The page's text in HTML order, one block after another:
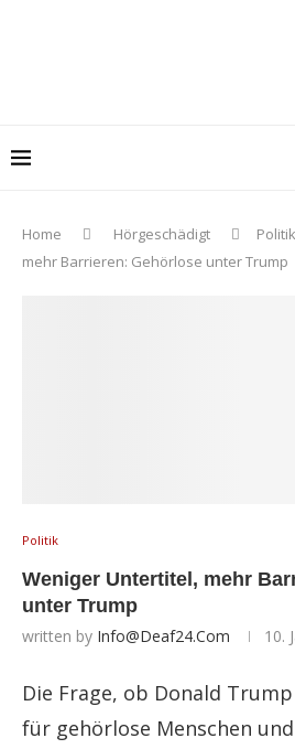
Home Hörgeschädigt Politik
mehr Barrieren: Gehörlose unter Trump
Politik
Weniger Untertitel, mehr
unter Trump
written by Info@deaf24.com 10.
Die Frage, ob Donald
für gehörlose Menschen